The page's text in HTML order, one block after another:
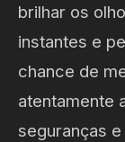
brilhar os
instantes e
chance de
atentamente
seguranças